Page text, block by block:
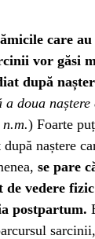
care
vor găsi
după
a doua
) Foarte
naștere
se pare
de vedere
postpartum.